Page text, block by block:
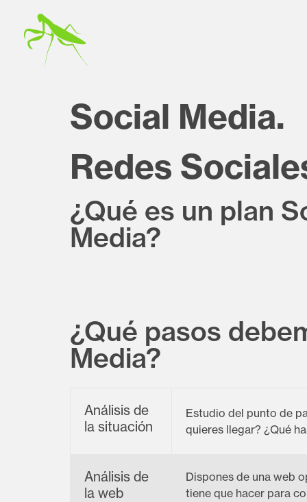
Social Media.
Redes
¿Qué es un plan
Media?
¿Qué pasos
Media?
Análisis de
la situación
Estudio del punto de
quieres llegar? ¿Qué
Análisis de
la web
Dispones de una web
tiene que hacer para